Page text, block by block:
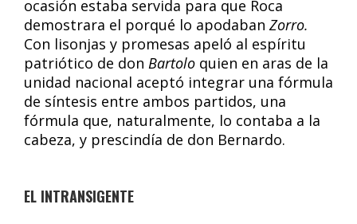
ocasión estaba servida para que Roca
demostrara el porqué lo apodaban Zorro.
Con lisonjas y promesas apeló al espíritu
patriótico de don Bartolo quien en aras de la
unidad nacional aceptó integrar una fórmula
de síntesis entre ambos partidos, una
fórmula que, naturalmente, lo contaba a la
cabeza, y prescindía de don Bernardo.
EL INTRANSIGENTE